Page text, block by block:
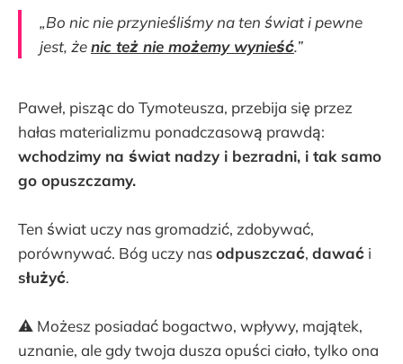
„Bo nic nie przynieśliśmy na ten świat i pewne
jest, żenic też nie możemy wynieść.”
Paweł, pisząc do Tymoteusza, przebija się przez
hałas materializmu ponadczasową prawdą:
wchodzimy na świat nadzy i bezradni, i tak samo
go opuszczamy.
Ten świat uczy nas gromadzić, zdobywać,
porównywać. Bóg uczy nasodpuszczać, dawać i
służyć.
⚠️ Możesz posiadać bogactwo, wpływy, majątek,
uznanie, ale gdy twoja dusza opuści ciało, tylko ona